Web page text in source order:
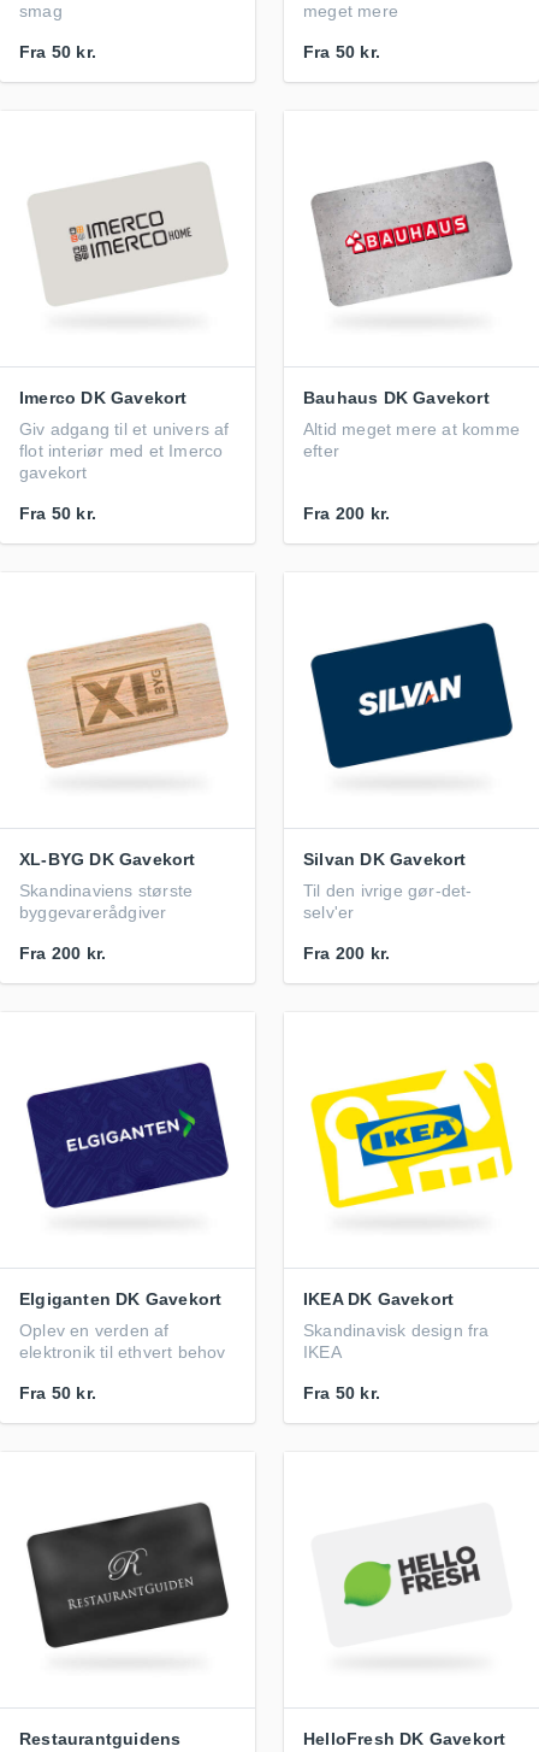
smag
Fra 50 kr.
meget mere
Fra 50 kr.
Imerco DK Gavekort
Giv adgang til et univers af
flot interiør med et Imerco
gavekort
Fra 50 kr.
Bauhaus DK Gavekort
Altid meget mere at komme
efter
Fra 200 kr.
XL-BYG DK Gavekort
Skandinaviens største
byggevarerådgiver
Fra 200 kr.
Silvan DK Gavekort
Til den ivrige gør-det-
selv'er
Fra 200 kr.
Elgiganten DK Gavekort
Oplev en verden af
elektronik til ethvert behov
Fra 50 kr.
IKEA DK Gavekort
Skandinavisk design fra
IKEA
Fra 50 kr.
Restaurantguidens
HelloFresh DK Gavekort